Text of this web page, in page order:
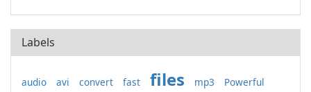
Labels
audio avi convert fast files mp3
Powerful